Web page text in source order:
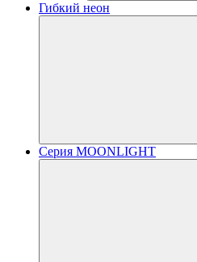
Гибкий неон
Серия MOONLIGHT